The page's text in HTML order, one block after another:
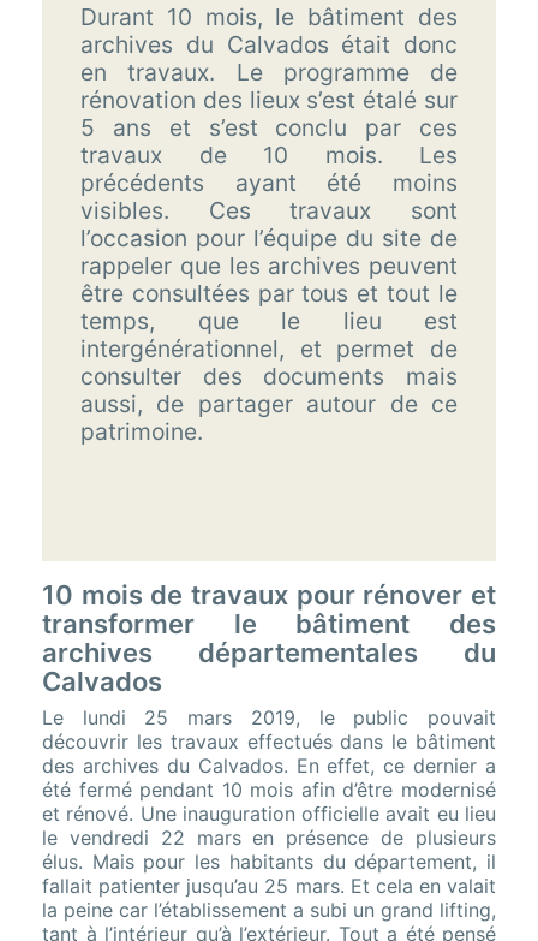
Durant 10 mois, le bâtiment des
archives du Calvados était donc
en travaux. Le programme de
rénovation des lieux s’est étalé sur
5 ans et s’est conclu par ces
travaux de 10 mois. Les
précédents ayant été moins
visibles. Ces travaux sont
l’occasion pour l’équipe du site de
rappeler que les archives peuvent
être consultées par tous et tout le
temps, que le lieu est
intergénérationnel, et permet de
consulter des documents mais
aussi, de partager autour de ce
patrimoine.
10 mois de travaux pour rénover et
transformer le bâtiment des
archives départementales du
Calvados
Le lundi 25 mars 2019, le public pouvait
découvrir les travaux effectués dans le bâtiment
des archives du Calvados. En effet, ce dernier a
été fermé pendant 10 mois afin d’être modernisé
et rénové. Une inauguration officielle avait eu lieu
le vendredi 22 mars en présence de plusieurs
élus. Mais pour les habitants du département, il
fallait patienter jusqu’au 25 mars. Et cela en valait
la peine car l’établissement a subi un grand lifting,
tant à l’intérieur qu’à l’extérieur. Tout a été pensé